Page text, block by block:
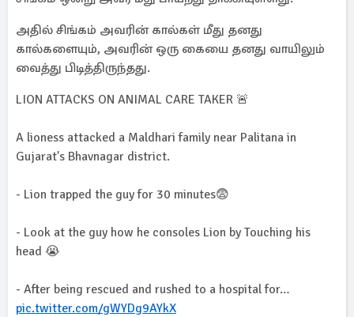
அதில் சிங்கம் அவரின் கால்கள் மீது தனது
கால்களையும், அவரின் ஒரு கையை தனது வாயிலும்
வைத்து பிடித்திருந்தது.
LION ATTACKS ON ANIMAL CARE TAKER 🚨
A lioness attacked a Maldhari family near Palitana in
Gujarat's Bhavnagar district.
- Lion trapped the guy for 30 minutes😨
- Look at the guy how he consoles Lion by Touching his
head 😭
- After being rescued and rushed to a hospital for…
pic.twitter.com/gWYDg9AYkX